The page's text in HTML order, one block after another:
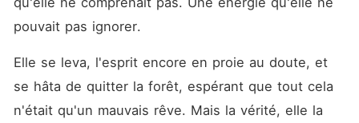
pouvait pas ignorer.
Elle se leva, l'esprit encore en proie au doute, et
se hâta de quitter la forêt, espérant que tout cela
n'était qu'un mauvais rêve. Mais la vérité, elle la